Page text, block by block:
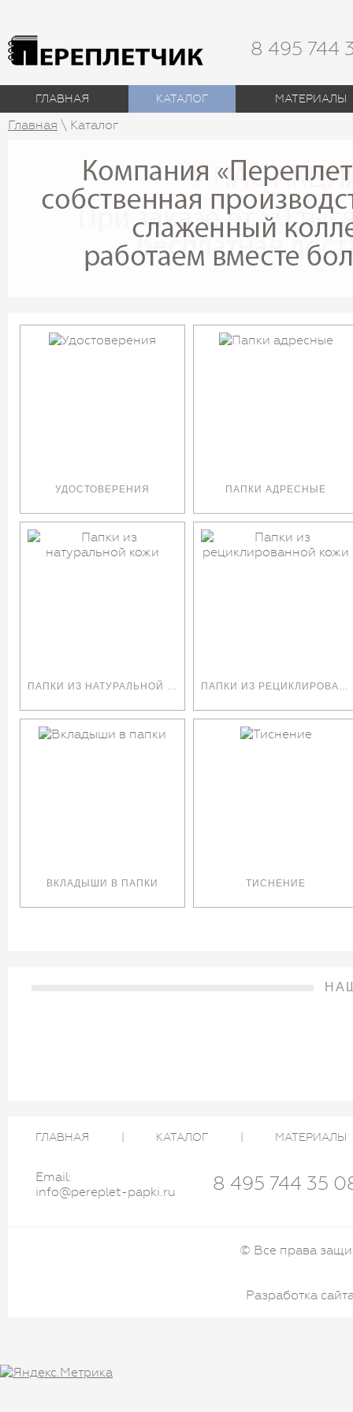
8 495 744
ГЛАВНАЯ КАТАЛОГ МАТЕРИАЛЫ
Главная \ Каталог
УДОСТОВЕРЕНИЯ ПАПКИ АДРЕСНЫЕ
ПАПКИ ИЗ НАТУРАЛЬНОЙ КОЖИ ПАПКИ ИЗ РЕЦИКЛИРОВАННОЙ КОЖИ
ВКЛАДЫШИ В ПАПКИ ТИСНЕНИЕ
ГЛАВНАЯ КАТАЛОГ МАТЕРИАЛЫ
Email:
info@pereplet-papki.ru
8 495 744 35
© Все права
Разработка